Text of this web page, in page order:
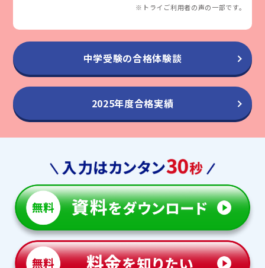
※トライご利用者の声の一部です。
中学受験の合格体験談
2025年度合格実績